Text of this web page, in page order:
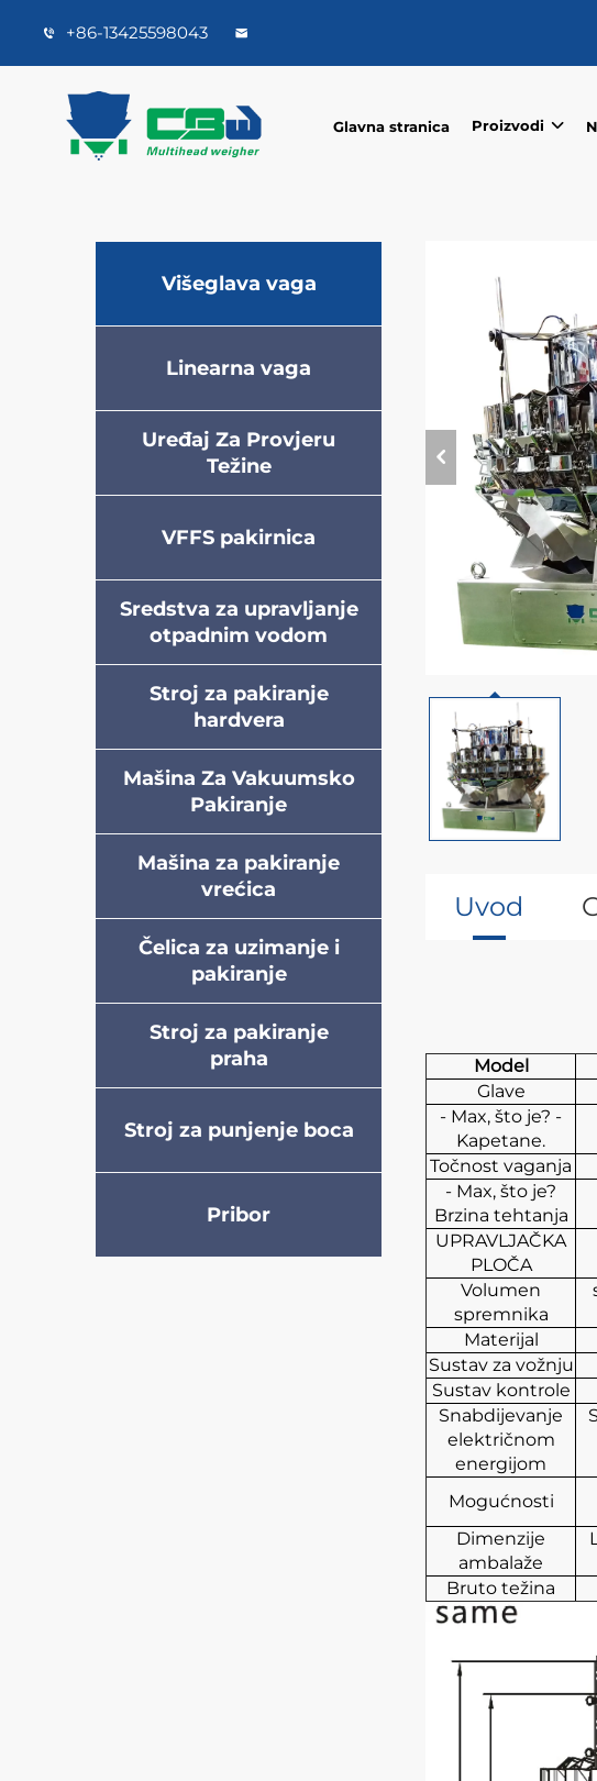
+86-13425598043
Glavna stranica Proizvodi
Višeglava vaga
Linearna vaga
Uređaj Za Provjeru
Težine
VFFS pakirnica
Sredstva za upravljanje
otpadnim vodom
Stroj za pakiranje
hardvera
Mašina Za Vakuumsko
Pakiranje
Mašina za pakiranje
vrećica
Čelica za uzimanje i
pakiranje
Stroj za pakiranje
praha
Stroj za punjenje boca
Pribor
Uvod
Model
Glave
- Max, što je? -
Kapetane.
Točnost vaganja
- Max, što je?
Brzina tehtanja
UPRAVLJAČKA
PLOČA
Volumen
spremnika
Materijal
Sustav za vožnju
Sustav kontrole
Snabdijevanje
električnom
energijom
Mogućnosti
Dimenzije
ambalaže
Bruto težina